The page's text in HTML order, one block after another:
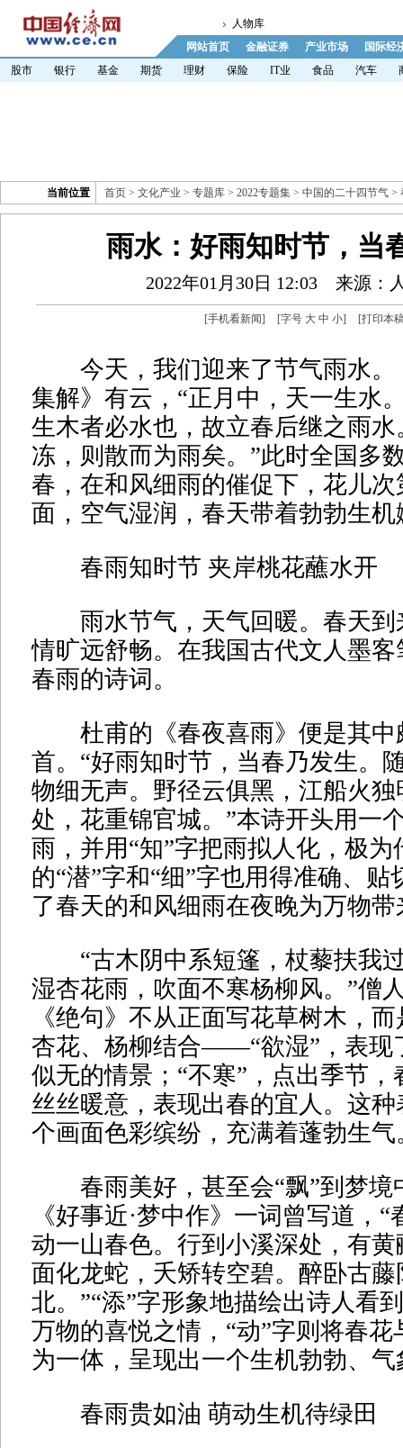
人物库
网站首页
金融证券 产业市场
国际经
股市
银行 基金 期货 理财 保险 IT业 食品 汽车
当前位置 首页 > 文化产业 > 专题库 > 2022专题集 > 中国的二十四节气 >
雨水：好雨知时节，当
2022年01月30日 12:03 来源：
[手机看新闻] [字号 大 中 小] [打印本
今天，我们迎来了节气雨水。
集解》有云，“正月中，天一生水
生木者必水也，故立春后继之雨
冻，则散而为雨矣。”此时全国多
春，在和风细雨的催促下，花儿
面，空气湿润，春天带着勃勃生
春雨知时节 夹岸桃花蘸水开
雨水节气，天气回暖。春天到
情旷远舒畅。在我国古代文人墨
春雨的诗词。
杜甫的《春夜喜雨》便是其中
首。“好雨知时节，当春乃发生。
物细无声。野径云俱黑，江船火
处，花重锦官城。”本诗开头用一
雨，并用“知”字把雨拟人化，极为
的“潜”字和“细”字也用得准确、贴
了春天的和风细雨在夜晚为万物
“古木阴中系短篷，杖藜扶我
湿杏花雨，吹面不寒杨柳风。”僧
《绝句》不从正面写花草树木，
杏花、杨柳结合——“欲湿”，表现
似无的情景；“不寒”，点出季节
丝丝暖意，表现出春的宜人。这
个画面色彩缤纷，充满着蓬勃生气
春雨美好，甚至会“飘”到梦境
《好事近·梦中作》一词曾写道，
动一山春色。行到小溪深处，有
面化龙蛇，夭矫转空碧。醉卧古
北。”“添”字形象地描绘出诗人看
万物的喜悦之情，“动”字则将春
为一体，呈现出一个生机勃勃、
春雨贵如油 萌动生机待绿田